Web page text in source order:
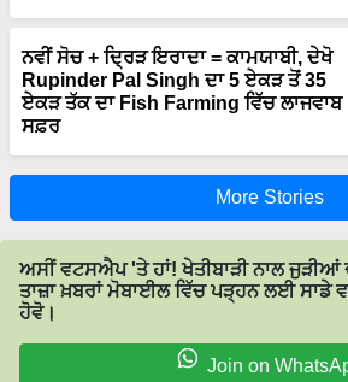
ਨਵੀਂ ਸੋਚ + ਦ੍ਰਿੜ ਇਰਾਦਾ = ਕਾਮਯਾਬੀ, ਦੇਖੋ
Rupinder Pal Singh ਦਾ 5 ਏਕੜ ਤੋਂ 35
ਏਕੜ ਤੱਕ ਦਾ Fish Farming ਵਿੱਚ ਲਾਜਵਾਬ
ਸਫ਼ਰ
More Stories
ਅਸੀਂ ਵਟਸਐਪ 'ਤੇ ਹਾਂ! ਖੇਤੀਬਾੜੀ ਨਾਲ
ਤਾਜ਼ਾ ਖ਼ਬਰਾਂ ਮੋਬਾਈਲ ਵਿੱਚ ਪੜ੍ਹਨ ਲਈ ਸਾਡੇ
ਹੋਵੋ।
Join on